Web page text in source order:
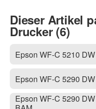
Dieser Artikel
Drucker (6)
Epson WF-C 5210 DW
Epson WF-C 5290 DW
Epson WF-C 5290 DW